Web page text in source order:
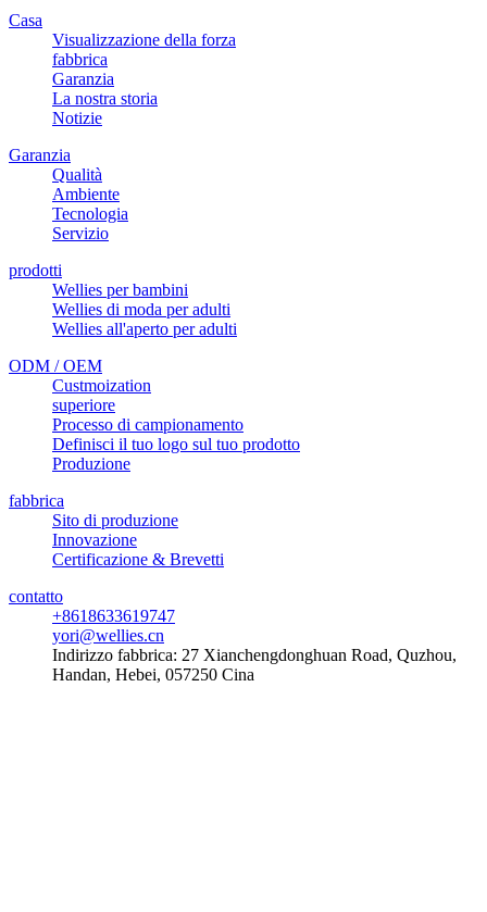
Casa
Visualizzazione della forza
fabbrica
Garanzia
La nostra storia
Notizie
Garanzia
Qualità
Ambiente
Tecnologia
Servizio
prodotti
Wellies per bambini
Wellies di moda per adulti
Wellies all'aperto per adulti
ODM / OEM
Custmoization
superiore
Processo di campionamento
Definisci il tuo logo sul tuo prodotto
Produzione
fabbrica
Sito di produzione
Innovazione
Certificazione & Brevetti
contatto
+8618633619747
yori@wellies.cn
Indirizzo fabbrica: 27 Xianchengdonghuan Road, Quzhou,
Handan, Hebei, 057250 Cina